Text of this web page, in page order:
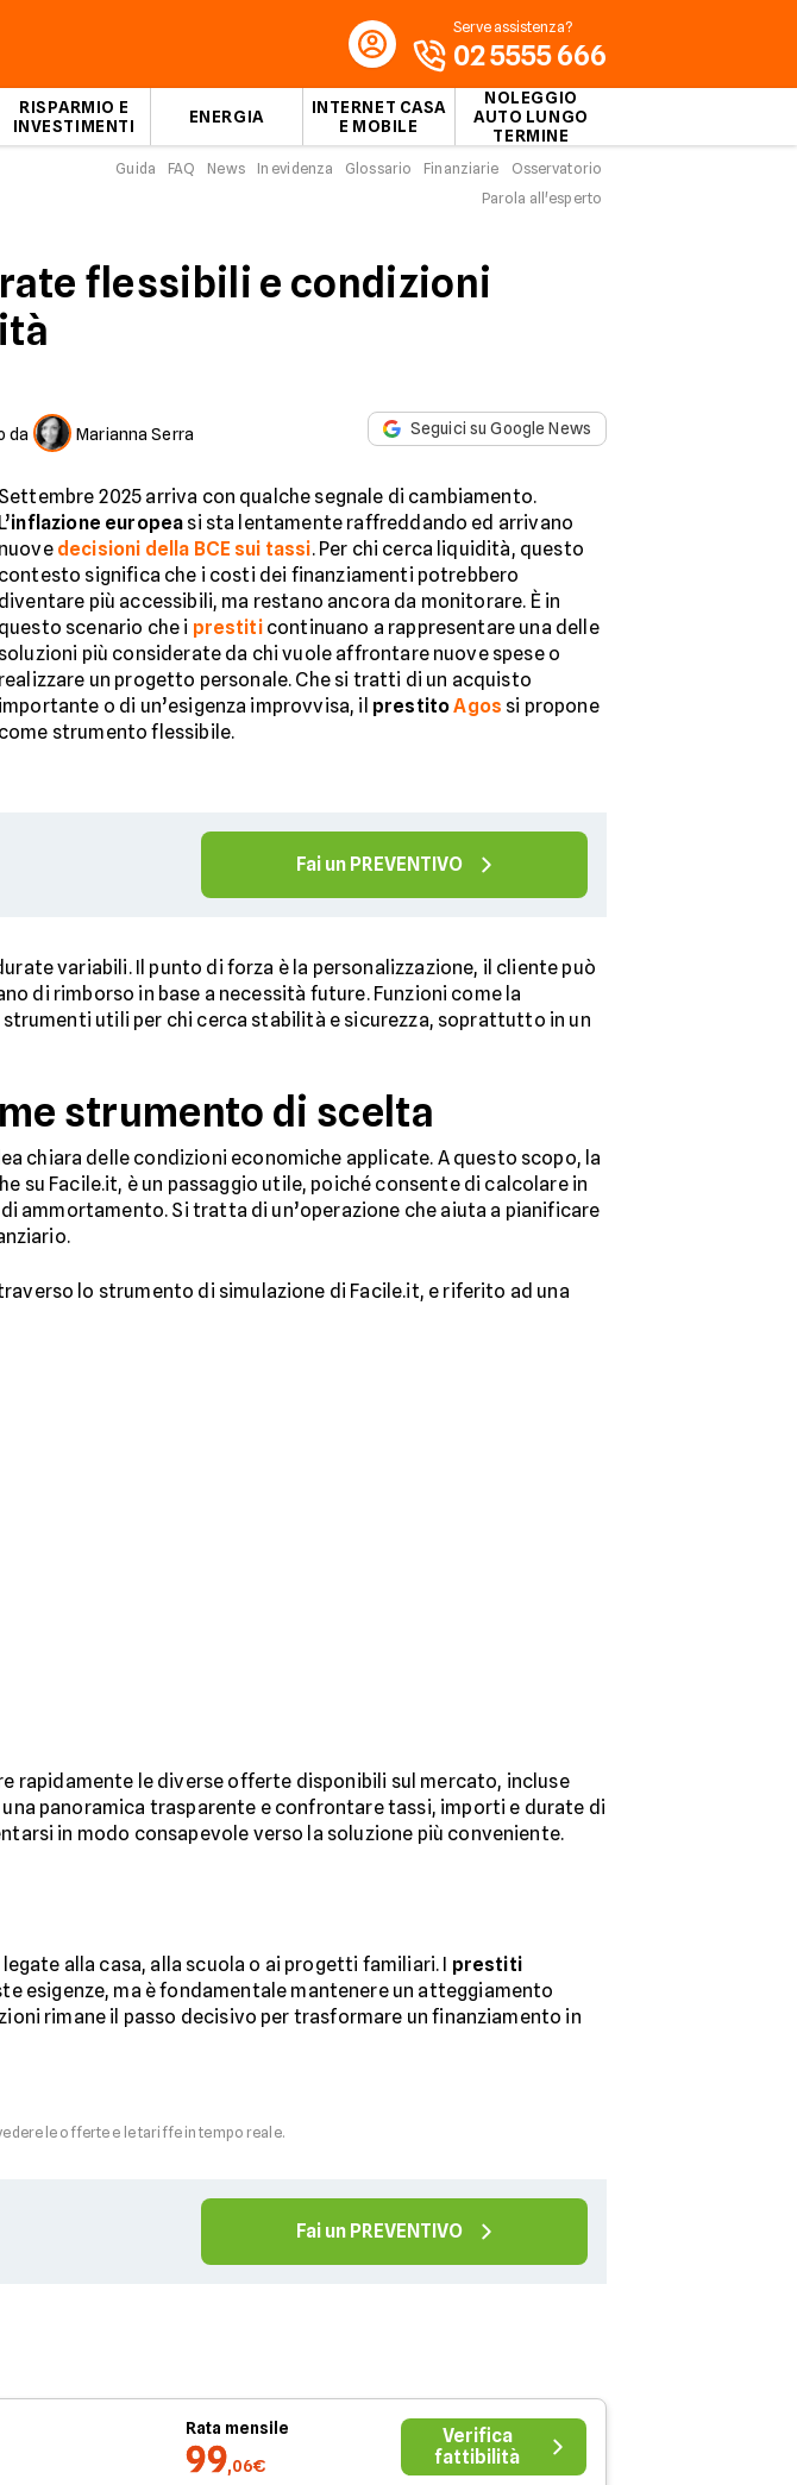
RISPARMIO E
INVESTIMENTI
ENERGIA
INTERNET CASA
E MOBILE
NOLEGGIO
AUTO LUNGO
TERMINE
Serve assistenza?
02 5555 666
Guida FAQ News In evidenza Glossario Finanziarie
Osservatorio
Parola all'esperto
flessibili e condizioni
da Marianna Serra Seguici su Google News
Settembre 2025 arriva con qualche segnale di cambiamento.
L’inflazione europea si sta lentamente raffreddando ed arrivano
nuove decisioni della BCE sui tassi. Per chi cerca liquidità, questo
contesto significa che i costi dei finanziamenti potrebbero
diventare più accessibili, ma restano ancora da monitorare. È in
questo scenario che i prestiticontinuano a rappresentare una delle
soluzioni più considerate da chi vuole affrontare nuove spese o
realizzare un progetto personale. Che si tratti di un acquisto
importante o di un’esigenza improvvisa, il prestitoAgos si propone
come strumento flessibile.
Fai un PREVENTIVO
variabili. Il punto di forza è la personalizzazione, il cliente può
di rimborso in base a necessità future. Funzioni come la
utili per chi cerca stabilità e sicurezza, soprattutto in un
strumento di scelta
chiara delle condizioni economiche applicate. A questo scopo, la
su Facile.it, è un passaggio utile, poiché consente di calcolare in
ammortamento. Si tratta di un’operazione che aiuta a pianificare
lo strumento di simulazione di Facile.it, e riferito ad una
rapidamente le diverse offerte disponibili sul mercato, incluse
panoramica trasparente e confrontare tassi, importi e durate di
in modo consapevole verso la soluzione più conveniente.
alla casa, alla scuola o ai progetti familiari. I prestiti
esigenze, ma è fondamentale mantenere un atteggiamento
rimane il passo decisivo per trasformare un finanziamento in
le offerte e le tariffe in tempo reale.
Fai un PREVENTIVO
Rata mensile
99,06€
Verifica
fattibilità